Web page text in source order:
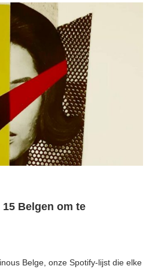
15 Belgen om te
Belge, onze Spotify-lijst die elke